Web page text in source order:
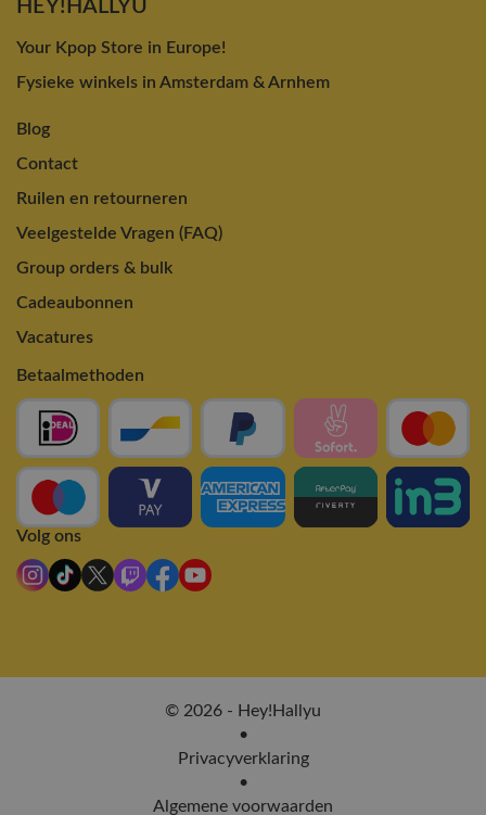
HEY!HALLYU
Your Kpop Store in Europe!
Fysieke winkels in Amsterdam & Arnhem
Blog
Contact
Ruilen en retourneren
Veelgestelde Vragen (FAQ)
Group orders & bulk
Cadeaubonnen
Vacatures
Betaalmethoden
Volg ons
© 2026 - Hey!Hallyu
•
Privacyverklaring
•
Algemene voorwaarden